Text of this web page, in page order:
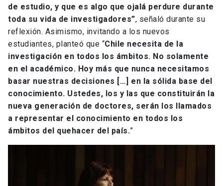
de estudio, y que es algo que ojalá perdure durante
toda su vida de investigadores”, señaló durante su
reflexión. Asimismo, invitando a los nuevos
estudiantes, planteó que “Chile necesita de la
investigación en todos los ámbitos. No solamente
en el académico. Hoy más que nunca necesitamos
basar nuestras decisiones […] en la sólida base del
conocimiento. Ustedes, los y las que constituirán la
nueva generación de doctores, serán los llamados
a representar el conocimiento en todos los
ámbitos del quehacer del país.”